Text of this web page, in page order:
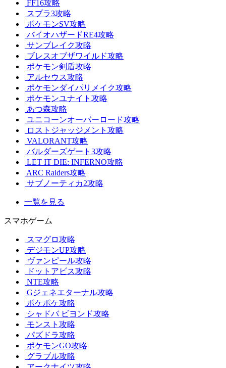
FF16攻略
スプラ3攻略
ポケモンSV攻略
バイオハザードRE4攻略
サンブレイク攻略
ブレスオブザワイルド攻略
ポケモン剣盾攻略
アルセウス攻略
ポケモンダイパリメイク攻略
ポケモンユナイト攻略
あつ森攻略
ユニコーンオーバーロード攻略
ロストジャッジメント攻略
VALORANT攻略
バルダーズゲート3攻略
LET IT DIE: INFERNO攻略
ARC Raiders攻略
サブノーティカ2攻略
一覧を見る
スマホゲーム
スマグロ攻略
デジモンUP攻略
ヴァンピール攻略
ドットアビス攻略
NTE攻略
Gジェネエターナル攻略
ポケポケ攻略
シャドバ ビヨンド攻略
モンスト攻略
パズドラ攻略
ポケモンGO攻略
グラブル攻略